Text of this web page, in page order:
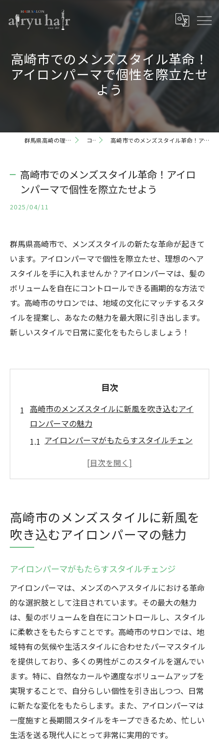
高崎市でのメンズスタイル革命！
アイロンパーマで個性を際立たせ
よう
群馬県高崎の理容室ならairyu hair コラム 高崎市でのメンズスタイル革命！アイロンパーマで個性を際立たせよう
高崎市でのメンズスタイル革命！アイロ
ンパーマで個性を際立たせよう
2025/04/11
群馬県高崎市で、メンズスタイルの新たな革命が起きて
います。アイロンパーマで個性を際立たせ、理想のヘア
スタイルを手に入れませんか？アイロンパーマは、髪の
ボリュームを自在にコントロールできる画期的な方法で
す。高崎市のサロンでは、地域の文化にマッチするスタ
イルを提案し、あなたの魅力を最大限に引き出します。
新しいスタイルで日常に変化をもたらしましょう！
目次
高崎市のメンズスタイルに新風を吹き込むアイ
ロンパーマの魅力
アイロンパーマがもたらすスタイルチェン
地元サロンで体験するアイロンパーマのメ
高崎市でのアイロンパーマのトレンド
アイロンパーマが人気の理由を解明
アイロンパーマで髪のボリュームを自在に操る
高崎市のサロン事情
高崎市で実現するカスタマイズ可能なアイ
ロンパーマ
プロの技術で叶える理想のヘアスタイル
高崎市サロンが提供する最新のアイロンパ
ーマ技術
アイロンパーマと他のヘアスタイルの違い
サロン選びのポイント
地元で人気のサロンとその特徴
個性を際立たせるアイロンパーマ高崎市の美容
高崎市のメンズスタイルに新風を
吹き込むアイロンパーマの魅力
アイロンパーマがもたらすスタイルチェンジ
アイロンパーマは、メンズのヘアスタイルにおける革命
的な選択肢として注目されています。その最大の魅力
は、髪のボリュームを自在にコントロールし、スタイル
に柔軟さをもたらすことです。高崎市のサロンでは、地
域特有の気候や生活スタイルに合わせたパーマスタイル
を提供しており、多くの男性がこのスタイルを選んでい
ます。特に、自然なカールや適度なボリュームアップを
実現することで、自分らしい個性を引き出しつつ、日常
に新たな変化をもたらします。また、アイロンパーマは
一度施すと長期間スタイルをキープできるため、忙しい
生活を送る現代人にとって非常に実用的です。